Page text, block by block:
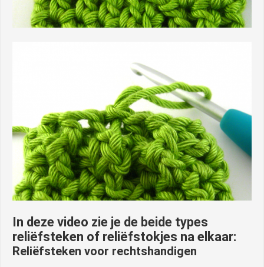
In deze video zie je de beide types
reliëfsteken of reliëfstokjes na elkaar:
Reliëfsteken voor rechtshandigen